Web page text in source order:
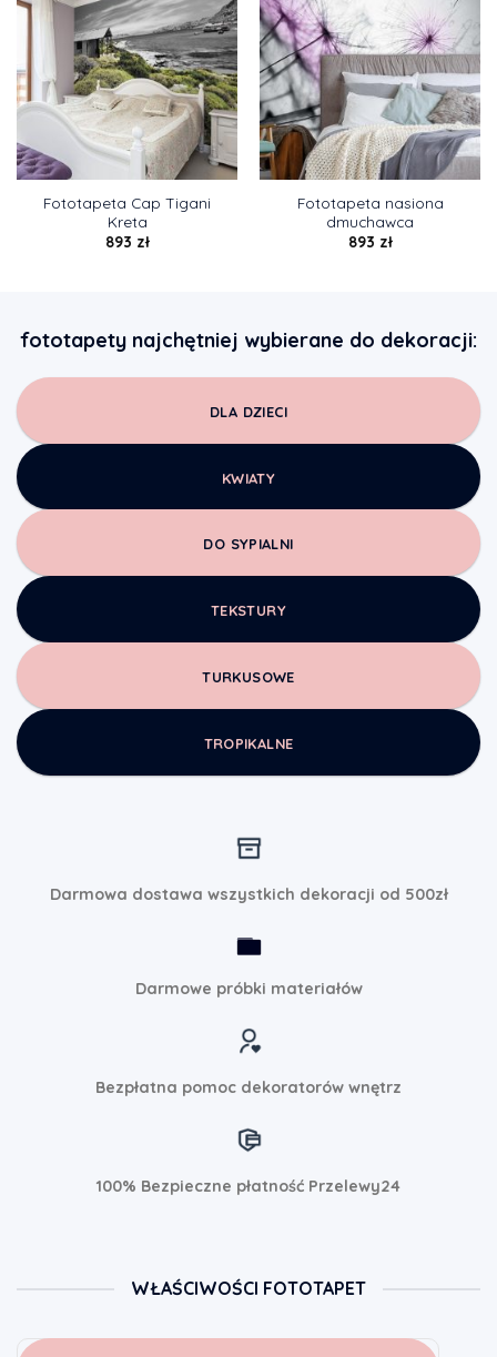
Fototapeta Cap Tigani
Kreta
893 zł
Fototapeta nasiona
dmuchawca
893 zł
fototapety najchętniej wybierane do dekoracji:
DLA DZIECI
KWIATY
DO SYPIALNI
TEKSTURY
TURKUSOWE
TROPIKALNE
Darmowa dostawa wszystkich dekoracji od 500zł
Darmowe próbki materiałów
Bezpłatna pomoc dekoratorów wnętrz
100% Bezpieczne płatność Przelewy24
WŁAŚCIWOŚCI FOTOTAPET